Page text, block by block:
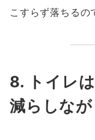
こすらず落ちるの
8. トイレ
減らしな